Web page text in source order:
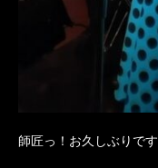
師匠っ！お久しぶりです